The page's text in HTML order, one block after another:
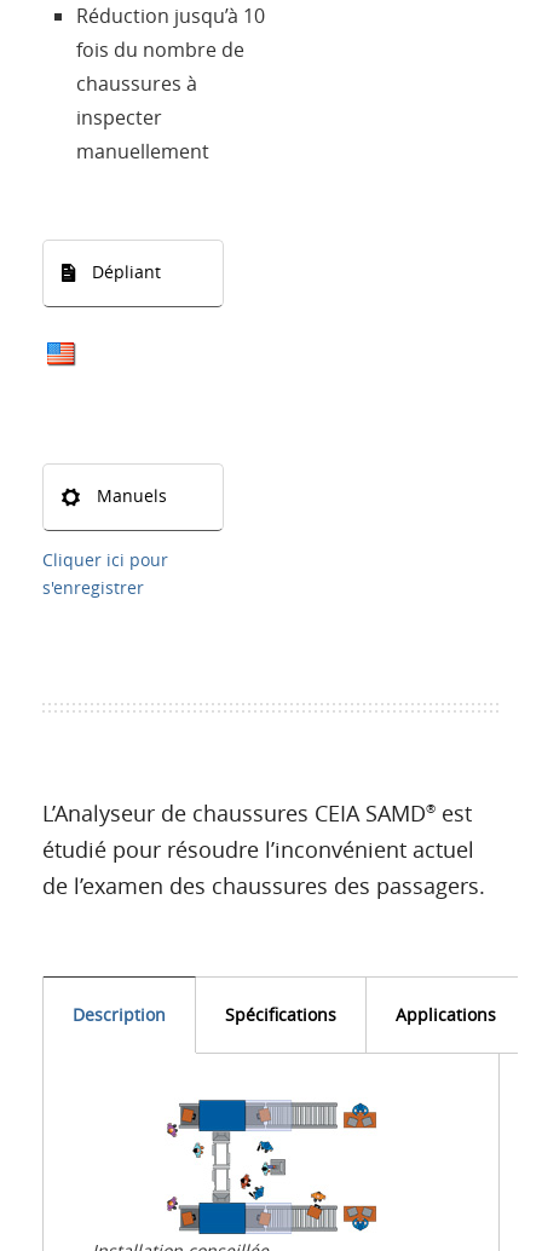
Réduction jusqu’à 10
fois du nombre de
chaussures à
inspecter
manuellement
Dépliant
Manuels
Cliquer ici pour
s'enregistrer
L’Analyseur de chaussures CEIA SAMD® est
étudié pour résoudre l’inconvénient actuel
de l’examen des chaussures des passagers.
Description Spécifications Applications